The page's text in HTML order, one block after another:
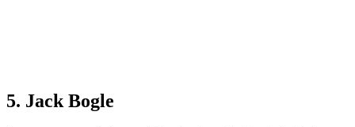
5. Jack Bogle